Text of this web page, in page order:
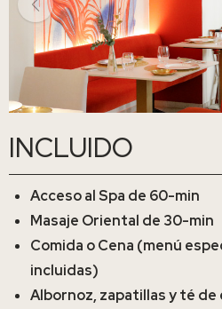
INCLUIDO
Acceso al Spa de 60-min
Masaje Oriental de 30-min
Comida o Cena (menú
incluidas)
Albornoz, zapatillas y té de